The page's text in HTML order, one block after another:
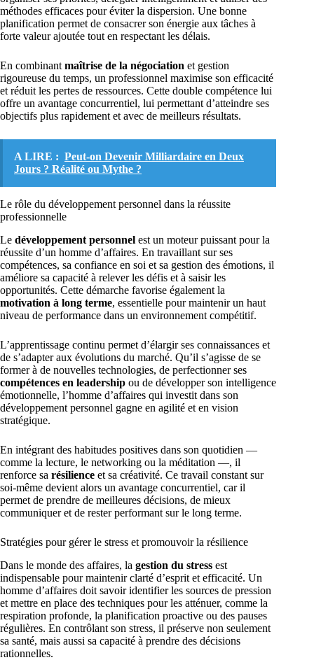
méthodes efficaces pour éviter la dispersion. Une bonne
planification permet de consacrer son énergie aux tâches à
forte valeur ajoutée tout en respectant les délais.
En combinant maîtrise de la négociation et gestion
rigoureuse du temps, un professionnel maximise son efficacité
et réduit les pertes de ressources. Cette double compétence lui
offre un avantage concurrentiel, lui permettant d’atteindre ses
objectifs plus rapidement et avec de meilleurs résultats.
A LIRE : Peut-on Devenir Milliardaire en Deux
Jours ? Réalité ou Mythe ?
Le rôle du développement personnel dans la réussite
professionnelle
Le développement personnel est un moteur puissant pour la
réussite d’un homme d’affaires. En travaillant sur ses
compétences, sa confiance en soi et sa gestion des émotions, il
améliore sa capacité à relever les défis et à saisir les
opportunités. Cette démarche favorise également la
motivation à long terme, essentielle pour maintenir un haut
niveau de performance dans un environnement compétitif.
L’apprentissage continu permet d’élargir ses connaissances et
de s’adapter aux évolutions du marché. Qu’il s’agisse de se
former à de nouvelles technologies, de perfectionner ses
compétences en leadership ou de développer son intelligence
émotionnelle, l’homme d’affaires qui investit dans son
développement personnel gagne en agilité et en vision
stratégique.
En intégrant des habitudes positives dans son quotidien —
comme la lecture, le networking ou la méditation —, il
renforce sa résilience et sa créativité. Ce travail constant sur
soi-même devient alors un avantage concurrentiel, car il
permet de prendre de meilleures décisions, de mieux
communiquer et de rester performant sur le long terme.
Stratégies pour gérer le stress et promouvoir la résilience
Dans le monde des affaires, la gestion du stress est
indispensable pour maintenir clarté d’esprit et efficacité. Un
homme d’affaires doit savoir identifier les sources de pression
et mettre en place des techniques pour les atténuer, comme la
respiration profonde, la planification proactive ou des pauses
régulières. En contrôlant son stress, il préserve non seulement
sa santé, mais aussi sa capacité à prendre des décisions
rationnelles.